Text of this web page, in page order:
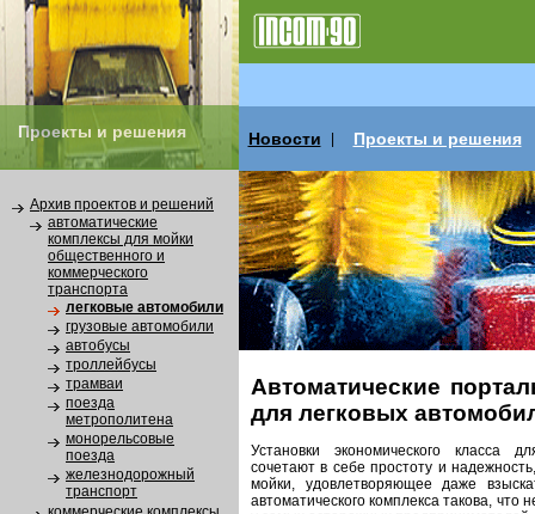
Проекты и решения Новости Проекты и решения
Архив проектов и решений
автоматические
комплексы для мойки
общественного и
коммерческого
транспорта
легковые автомобили
грузовые автомобили
автобусы
троллейбусы
трамваи
поезда
метрополитена
монорельсовые
поезда
железнодорожный
транспорт
Автоматические
для легковых
Установки экономического класса
сочетают в себе простоту и
мойки, удовлетворяющее даже
автоматического комплекса такова, что